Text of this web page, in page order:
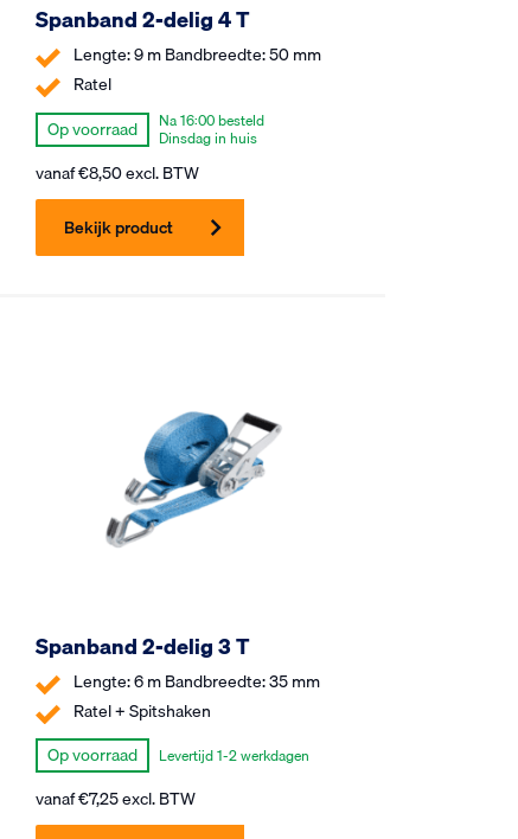
Spanband 2-delig 4 T
Lengte: 9 m Bandbreedte: 50 mm
Ratel
Op voorraad
Na 16:00 besteld
Dinsdag in huis
vanaf€8,50excl. BTW
Bekijk product
Spanband 2-delig 3 T
Lengte: 6 m Bandbreedte: 35 mm
Ratel + Spitshaken
Op voorraad
Levertijd 1-2 werkdagen
vanaf€7,25excl. BTW